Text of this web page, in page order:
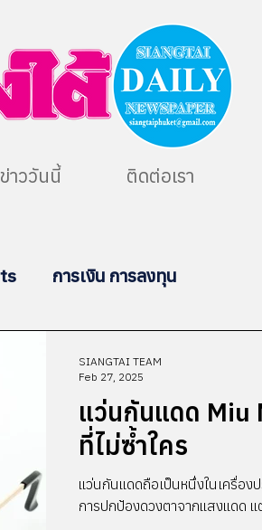
ข่าววันนี้ ติดต่อเรา
การเงิน การลงทุน
แว่นกันแดด Miu
ที่ไม่ซ้ำใคร
แว่นกันแดดถือเป็นหนึ่งในเครื่อง
การปกป้องดวงตาจากแสงแดด
SIANGTAI TEAM
Feb 27, 2025